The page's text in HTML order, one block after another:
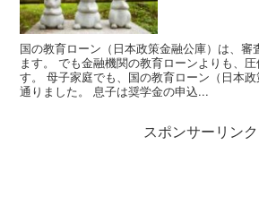
国の教育ローン（日本政策金融公庫）は、審
ます。 でも金融機関の教育ローンよりも、
す。 母子家庭でも、国の教育ローン（日本
通りました。 息子は奨学金の申込...
スポンサーリンク